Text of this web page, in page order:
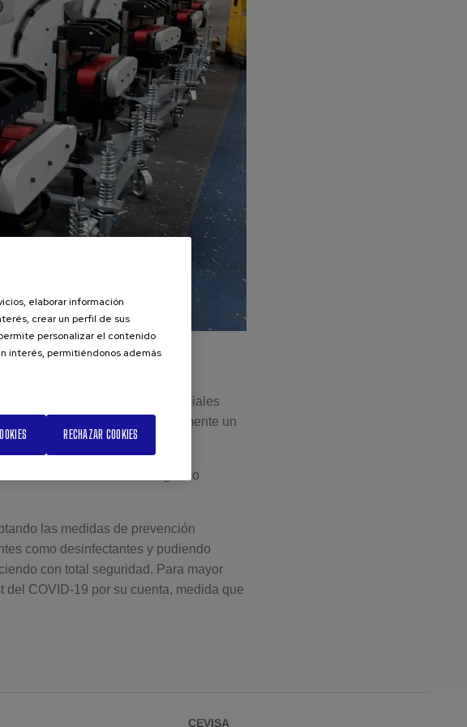
las actividades no esenciales
han estado paradas prácticamente un
la atención al cliente entregando
las medidas de prevención
como desinfectantes y pudiendo
con total seguridad. Para mayor
COVID-19 por su cuenta, medida que
CEVISA
elaborar información
crear un perfil de sus
personalizar el contenido
interés, permitiéndonos además
RECHAZAR COOKIES